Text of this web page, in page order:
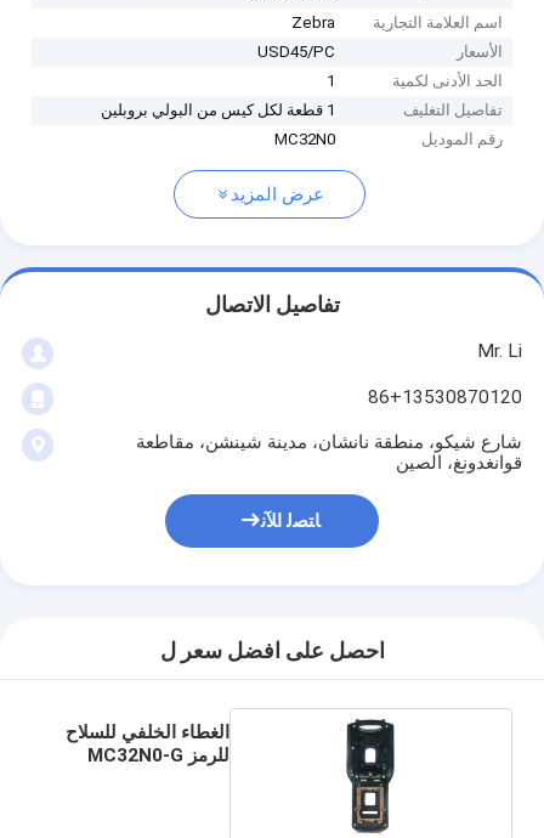
اسم العلامة التجارية
Zebra
الأسعار
USD45/PC
الحد الأدنى لكمية
1
تفاصيل التغليف
1 قطعة لكل كيس من البولي بروبلين
رقم الموديل
MC32N0
عرض المزيد
تفاصيل الاتصال
Mr. Li
86+13530870120
شارع شيكو، منطقة نانشان، مدينة شينشن، مقاطعة
قوانغدونغ، الصين
ﺎﺘﺼﻟ ﺍﻶﻧ
احصل على افضل سعر ل
الغطاء الخلفي للسلاح
للرمز MC32N0-G